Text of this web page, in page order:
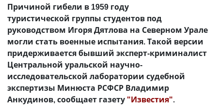
Причиной гибели в 1959 году
туристической группы студентов под
руководством Игоря Дятлова на Северном Урале
могли стать военные испытания. Такой версии
придерживается бывший эксперт-криминалист
Центральной уральской научно-
исследовательской лаборатории судебной
экспертизы Минюста РСФСР Владимир
Анкудинов, сообщает газету "Известия".